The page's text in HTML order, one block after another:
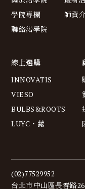
學院專欄
聯絡渃學院
師資
線上選購
INNOVATIS
VIESO
BULBS&ROOTS
LUYC・虂
(02)77529952
台北市中山區長春路